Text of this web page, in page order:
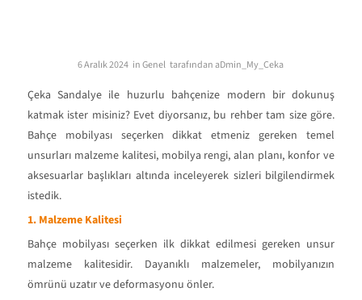
6 Aralık 2024 inGenel /tarafındanaDmin_My_Ceka
Çeka Sandalye ile huzurlu bahçenize modern bir dokunuş
katmak ister misiniz? Evet diyorsanız, bu rehber tam size göre.
Bahçe mobilyası seçerken dikkat etmeniz gereken temel
unsurları malzeme kalitesi, mobilya rengi, alan planı, konfor ve
aksesuarlar başlıkları altında inceleyerek sizleri bilgilendirmek
istedik.
1. Malzeme Kalitesi
Bahçe mobilyası seçerken ilk dikkat edilmesi gereken unsur
malzeme kalitesidir. Dayanıklı malzemeler, mobilyanızın
ömrünü uzatır ve deformasyonu önler.